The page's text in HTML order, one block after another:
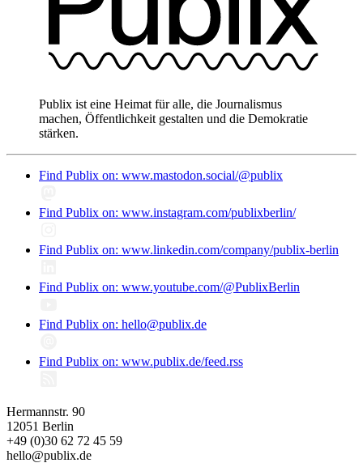
Publix ist eine Heimat für alle, die Journalismus
machen, Öffentlichkeit gestalten und die Demokratie
stärken.
Find Publix on: www.mastodon.social/@publix
Find Publix on: www.instagram.com/publixberlin/
Find Publix on: www.linkedin.com/company/publix-berlin
Find Publix on: www.youtube.com/@PublixBerlin
Find Publix on: hello@publix.de
Find Publix on: www.publix.de/feed.rss
Hermannstr. 90
12051 Berlin
+49 (0)30 62 72 45 59
hello@publix.de